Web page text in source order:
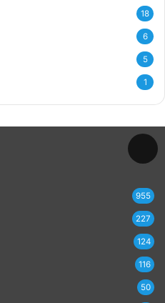
18
6
5
1
955
227
124
116
50